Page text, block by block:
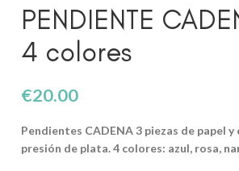
PENDIENTE
4 colores
€20.00
Pendientes CADENA 3 piezas de papel
presión de plata. 4 colores: azul, rosa,